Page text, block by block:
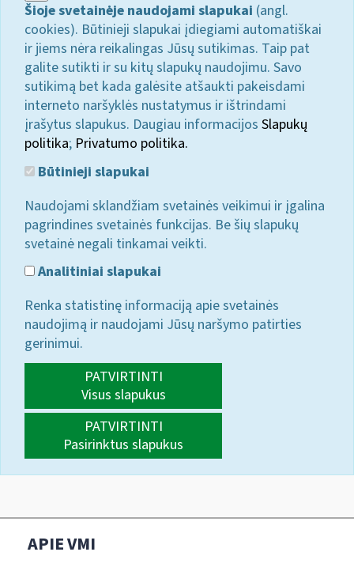
Šioje svetainėje naudojami slapukai (angl.
cookies). Būtinieji slapukai įdiegiami automatiškai
ir jiems nėra reikalingas Jūsų sutikimas. Taip pat
galite sutikti ir su kitų slapukų naudojimu. Savo
sutikimą bet kada galėsite atšaukti pakeisdami
interneto naršyklės nustatymus ir ištrindami
įrašytus slapukus. Daugiau informacijos Slapukų
politika; Privatumo politika.
Būtinieji slapukai
Naudojami sklandžiam svetainės veikimui ir įgalina
pagrindines svetainės funkcijas. Be šių slapukų
svetainė negali tinkamai veikti.
Analitiniai slapukai
Renka statistinę informaciją apie svetainės
naudojimą ir naudojami Jūsų naršymo patirties
gerinimui.
PATVIRTINTI
Visus slapukus
PATVIRTINTI
Pasirinktus slapukus
APIE VMI